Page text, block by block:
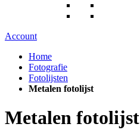
Account
Home
Fotografie
Fotolijsten
Metalen fotolijst
Metalen fotolijst